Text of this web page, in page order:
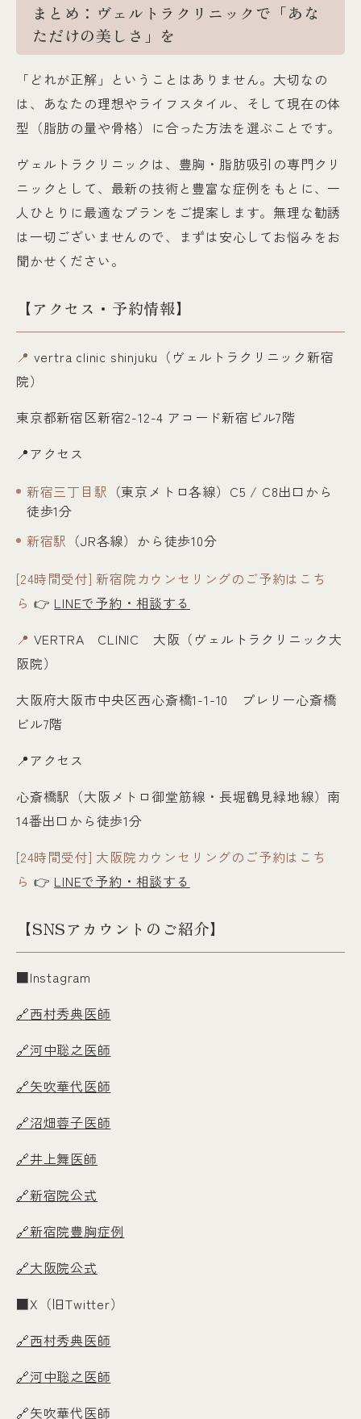
まとめ：ヴェルトラクリニックで「あな
ただけの美しさ」を
「どれが正解」ということはありません。大切なの
は、あなたの理想やライフスタイル、そして現在の体
型（脂肪の量や骨格）に合った方法を選ぶことです。
ヴェルトラクリニックは、豊胸・脂肪吸引の専門クリ
ニックとして、最新の技術と豊富な症例をもとに、一
人ひとりに最適なプランをご提案します。無理な勧誘
は一切ございませんので、まずは安心してお悩みをお
聞かせください。
【アクセス・予約情報】
📍 vertra clinic shinjuku（ヴェルトラクリニック新宿
院）
東京都新宿区新宿2-12-4 アコード新宿ビル7階
📍アクセス
新宿三丁目駅 （東京メトロ各線）C5 / C8出口から
徒歩1分
新宿駅 （JR各線）から徒歩10分
[24時間受付] 新宿院カウンセリングのご予約はこち
ら 👉 LINEで予約・相談する
📍 VERTRA CLINIC 大阪（ヴェルトラクリニック大
阪院）
大阪府大阪市中央区西心斎橋1-1-10 プレリー心斎橋
ビル7階
📍アクセス
心斎橋駅（大阪メトロ御堂筋線・長堀鶴見緑地線）南
14番出口から徒歩1分
[24時間受付] 大阪院カウンセリングのご予約はこち
ら 👉 LINEで予約・相談する
【SNSアカウントのご紹介】
■Instagram
🔗西村秀典医師
🔗河中聡之医師
🔗矢吹華代医師
🔗沼畑蓉子医師
🔗井上舞医師
🔗新宿院公式
🔗新宿院豊胸症例
🔗大阪院公式
■X（旧Twitter）
🔗西村秀典医師
🔗河中聡之医師
🔗矢吹華代医師